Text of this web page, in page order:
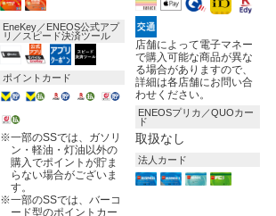
EneKey／ENEOS公式アプ
リ／スピード決済ツール
ポイントカード
※一部のSSでは、ガソリ
ン・軽油・灯油以外の
購入でポイントが貯ま
らない場合がございま
す。
※一部のSSでは、バーコ
ード型のポイントカー
店舗によって電子マネー
で購入可能な商品が異な
る場合がありますので、
詳細は各店舗にお問い合
わせください。
ENEOSプリカ／QUOカー
ド
取扱なし
法人カード